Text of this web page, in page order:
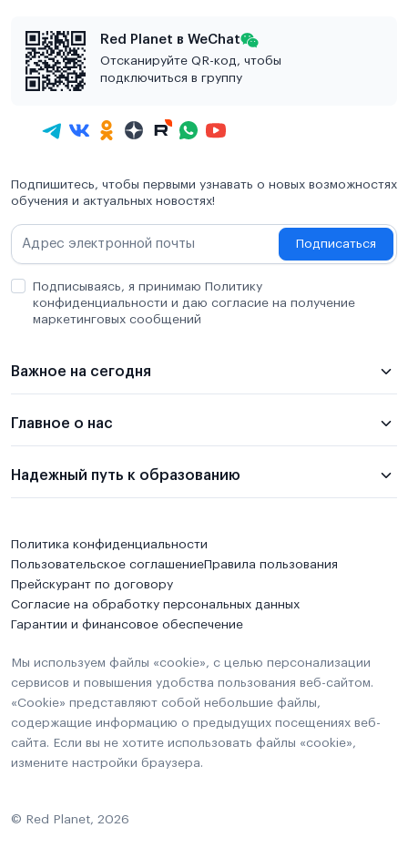
Red Planet в WeChat
Отсканируйте QR-код, чтобы
подключиться в группу
Подпишитесь, чтобы первыми узнавать о новых возможностях
обучения и актуальных новостях!
Подписаться
Подписываясь, я принимаю Политику
конфиденциальности и даю согласие на получение
маркетинговых сообщений
Важное на сегодня
Главное о нас
Надежный путь к образованию
Политика конфиденциальности
Пользовательское соглашениеПравила пользования
Прейскурант по договору
Согласие на обработку персональных данных
Гарантии и финансовое обеспечение
Мы используем файлы «cookie», с целью персонализации
сервисов и повышения удобства пользования веб-сайтом.
«Cookie» представляют собой небольшие файлы,
содержащие информацию о предыдущих посещениях веб-
сайта. Если вы не хотите использовать файлы «cookie»,
измените настройки браузера.
© Red Planet, 2026